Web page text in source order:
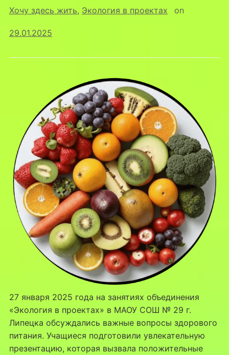
Хочу здесь жить, Экология в проектах on
29.01.2025
27 января 2025 года на занятиях объединения
«Экология в проектах» в МАОУ СОШ № 29 г.
Липецка обсуждались важные вопросы здорового
питания. Учащиеся подготовили увлекательную
презентацию, которая вызвала положительные